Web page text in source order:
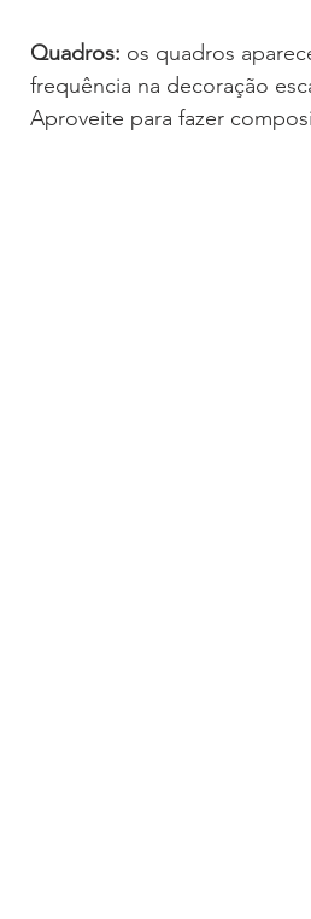
Quadros: os quadros
frequência na decoração
Aproveite para fazer